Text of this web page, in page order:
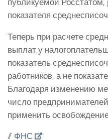
показателя
Теперь при расчете
выплат у
показатель
работников, а не
Благодаря изменению
число
применить
// ФНС